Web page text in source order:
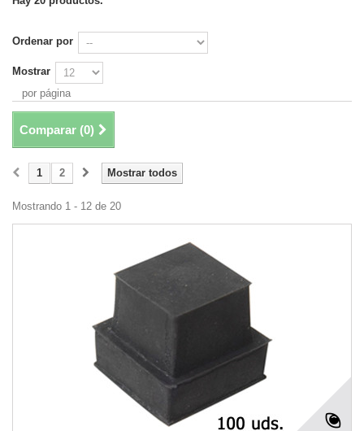
Ordenar por
Mostrar
por página
Comparar (0)
Mostrar todos
1 2
Mostrando 1 - 12 de 20